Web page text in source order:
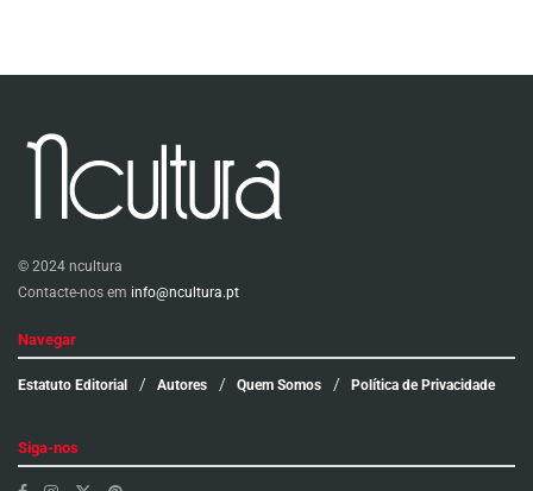
© 2024 ncultura
Contacte-nos em info@ncultura.pt
Navegar
Estatuto Editorial Autores Quem Somos Política de Privacidade
Siga-nos